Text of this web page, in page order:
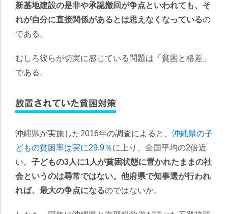
新基地建設の是非や承認撤回が争点といわれても、そ
れが自分に直接関係があるとは思えなくなっているの
である。
むしろ彼らが切実に感じている問題は「貧困と格差」
である。
放置されていた貧困対策
沖縄県が実施した2016年の調査によると、 沖縄県の子
どもの貧困率は実に29.9％に上り、全国平均の2倍近
い。 子どもの3人に1人が貧困状態に置かれたままの社
会というのは尋常ではない。他府県で知事選が行われ
れば、最大の争点になるのではないか。